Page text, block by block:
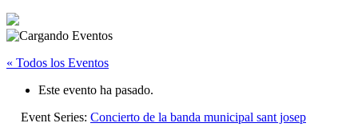
« Todos los Eventos
Este evento ha pasado.
Event Series: Concierto de la banda municipal sant josep